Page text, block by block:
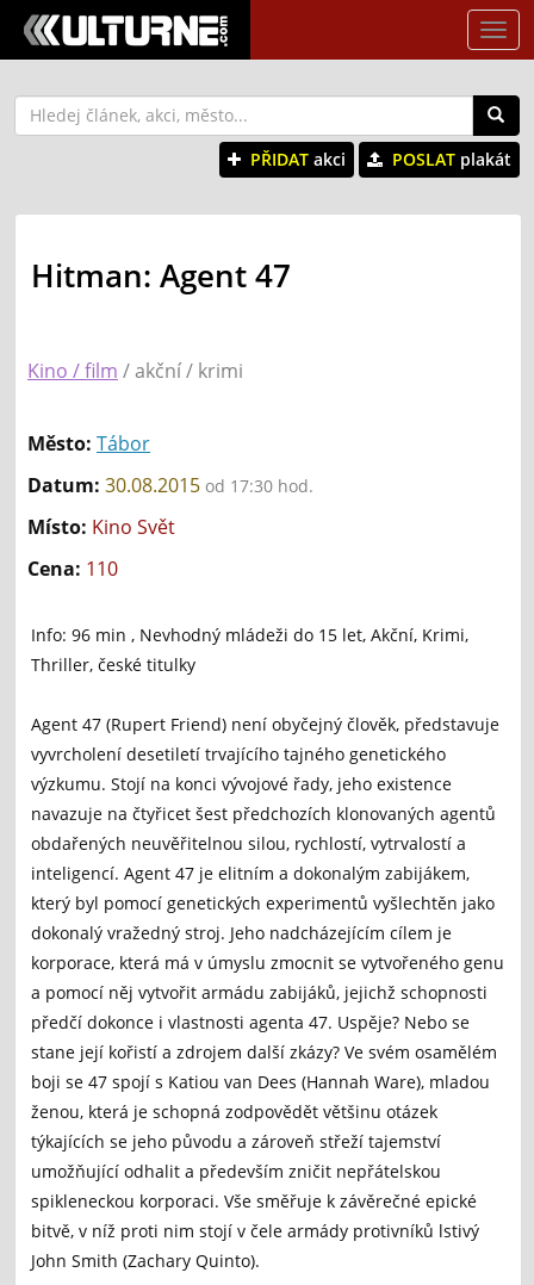
PŘIDAT akci POSLAT plakát
Hitman: Agent 47
Kino / film / akční / krimi
Město: Tábor
Datum: 30.08.2015 od 17:30 hod.
Místo: Kino Svět
Cena: 110
Info: 96 min , Nevhodný mládeži do 15 let, Akční, Krimi,
Thriller, české titulky
Agent 47 (Rupert Friend) není obyčejný člověk, představuje
vyvrcholení desetiletí trvajícího tajného genetického
výzkumu. Stojí na konci vývojové řady, jeho existence
navazuje na čtyřicet šest předchozích klonovaných agentů
obdařených neuvěřitelnou silou, rychlostí, vytrvalostí a
inteligencí. Agent 47 je elitním a dokonalým zabijákem,
který byl pomocí genetických experimentů vyšlechtěn jako
dokonalý vražedný stroj. Jeho nadcházejícím cílem je
korporace, která má v úmyslu zmocnit se vytvořeného genu
a pomocí něj vytvořit armádu zabijáků, jejichž schopnosti
předčí dokonce i vlastnosti agenta 47. Uspěje? Nebo se
stane její kořistí a zdrojem další zkázy? Ve svém osamělém
boji se 47 spojí s Katiou van Dees (Hannah Ware), mladou
ženou, která je schopná zodpovědět většinu otázek
týkajících se jeho původu a zároveň střeží tajemství
umožňující odhalit a především zničit nepřátelskou
spikleneckou korporaci. Vše směřuje k závěrečné epické
bitvě, v níž proti nim stojí v čele armády protivníků lstivý
John Smith (Zachary Quinto).